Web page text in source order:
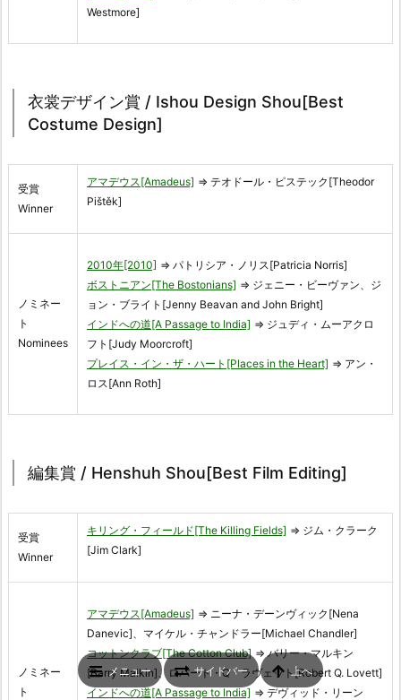
Westmore]
衣裳デザイン賞 / Ishou Design Shou[Best
Costume Design]
受賞
Winner
アマデウス[Amadeus] ⇒ テオドール・ピステック[Theodor
Pištěk]
ノミネー
ト
Nominees
2010年[2010] ⇒ パトリシア・ノリス[Patricia Norris]
ボストニアン[The Bostonians] ⇒ ジェニー・ビーヴァン、ジ
ョン・ブライト[Jenny Beavan and John Bright]
インドへの道[A Passage to India] ⇒ ジュディ・ムーアクロ
フト[Judy Moorcroft]
プレイス・イン・ザ・ハート[Places in the Heart] ⇒ アン・
ロス[Ann Roth]
編集賞 / Henshuh Shou[Best Film Editing]
受賞
Winner
キリング・フィールド[The Killing Fields] ⇒ ジム・クラーク
[Jim Clark]
ノミネー
ト
アマデウス[Amadeus] ⇒ ニーナ・デーンヴィック[Nena
Danevic]、マイケル・チャンドラー[Michael Chandler]
コットンクラブ[The Cotton Club] ⇒ バリー・マルキン
[Barry Malkin]、ロバート・Q・ラヴェット[Robert Q. Lovett]
インドへの道[A Passage to India] ⇒ デヴィッド・リーン
メニュー サイドバー 上へ